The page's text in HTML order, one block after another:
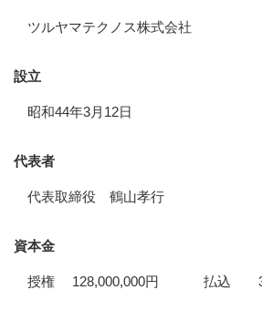
ツルヤマテクノス株式会社
設立
昭和44年3月12日
代表者
代表取締役 鶴山孝行
資本金
授権 128,000,000円 払込